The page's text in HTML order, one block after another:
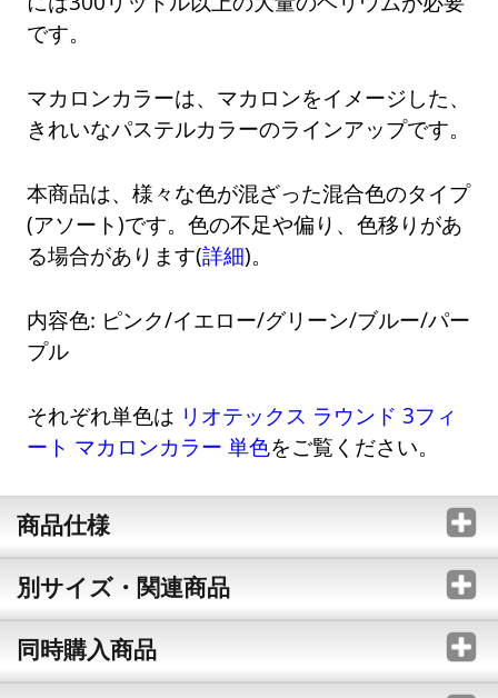
です。
マカロンカラーは、マカロンをイメージした、
きれいなパステルカラーのラインアップです。
本商品は、様々な色が混ざった混合色のタイプ
(アソート)です。色の不足や偏り、色移りがあ
る場合があります(詳細)。
内容色: ピンク/イエロー/グリーン/ブルー/パー
プル
それぞれ単色は リオテックス ラウンド 3フィ
ート マカロンカラー 単色をご覧ください。
商品仕様
別サイズ・関連商品
同時購入商品